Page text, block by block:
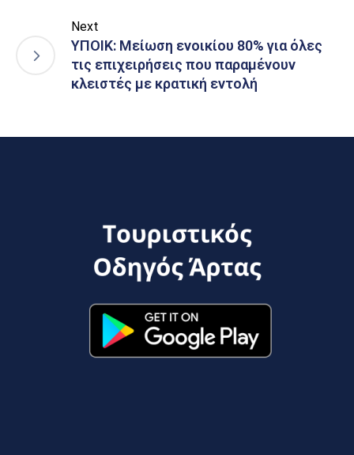
Next
ΥΠΟΙΚ: Μείωση ενοικίου 80% για όλες
τις επιχειρήσεις που παραμένουν
κλειστές με κρατική εντολή